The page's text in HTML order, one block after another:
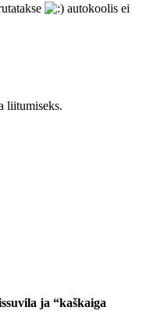
autokoolis ei
liitumiseks.
ja “kaškaiga